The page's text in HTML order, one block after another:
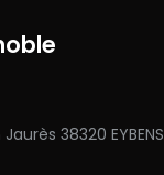
38320 EYBENS